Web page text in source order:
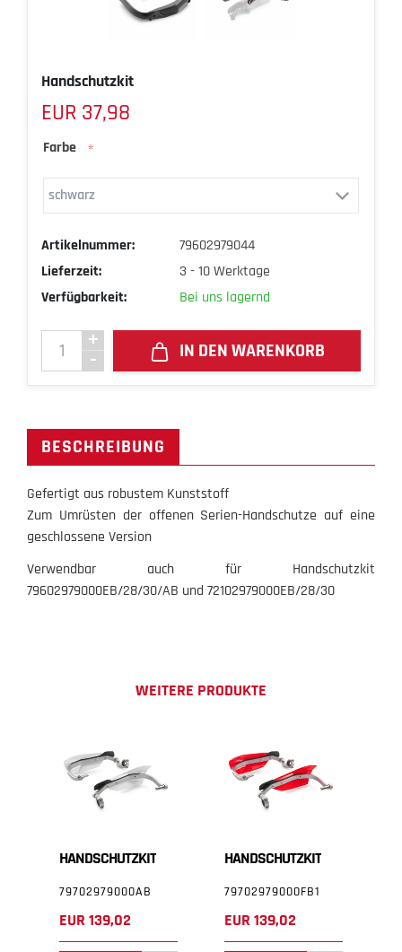
Handschutzkit
EUR 37,98
Farbe *
Artikelnummer:
79602979044
Lieferzeit:
3 - 10 Werktage
Verfügbarkeit:
Bei uns lagernd
IN DEN WARENKORB
BESCHREIBUNG
Gefertigt aus robustem Kunststoff
Zum Umrüsten der offenen Serien-Handschutze auf eine
geschlossene Version
Verwendbar auch für Handschutzkit
79602979000EB/28/30/AB und 72102979000EB/28/30
WEITERE PRODUKTE
HANDSCHUTZKIT
79702979000AB
EUR 139,02
HANDSCHUTZKIT
79702979000FB1
EUR 139,02